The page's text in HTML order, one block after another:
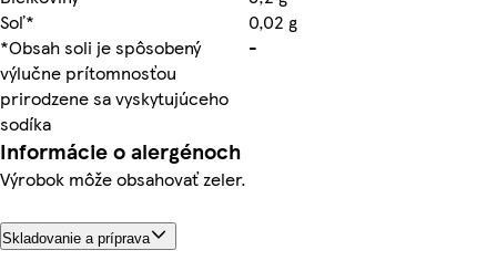
Soľ*
0,02 g
*Obsah soli je spôsobený
výlučne prítomnosťou
prirodzene sa vyskytujúceho
sodíka
-
Informácie o alergénoch
Výrobok môže obsahovať zeler.
Skladovanie a príprava